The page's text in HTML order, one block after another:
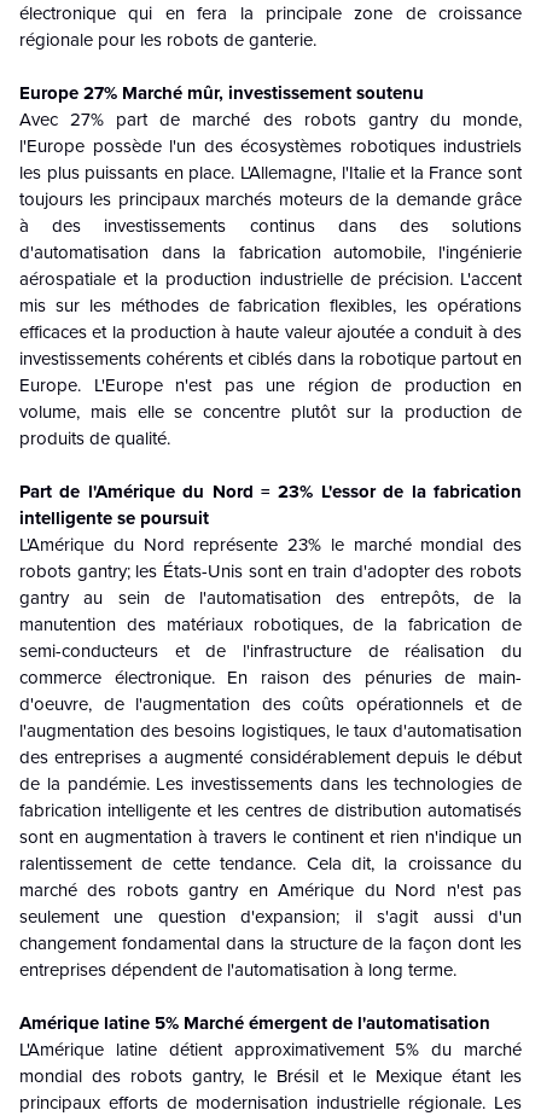
électronique qui en fera la principale zone de croissance
régionale pour les robots de ganterie.
Europe 27% Marché mûr, investissement soutenu
Avec 27% part de marché des robots gantry du monde,
l'Europe possède l'un des écosystèmes robotiques industriels
les plus puissants en place. L'Allemagne, l'Italie et la France sont
toujours les principaux marchés moteurs de la demande grâce
à des investissements continus dans des solutions
d'automatisation dans la fabrication automobile, l'ingénierie
aérospatiale et la production industrielle de précision. L'accent
mis sur les méthodes de fabrication flexibles, les opérations
efficaces et la production à haute valeur ajoutée a conduit à des
investissements cohérents et ciblés dans la robotique partout en
Europe. L'Europe n'est pas une région de production en
volume, mais elle se concentre plutôt sur la production de
produits de qualité.
Part de l'Amérique du Nord = 23% L'essor de la fabrication
intelligente se poursuit
L'Amérique du Nord représente 23% le marché mondial des
robots gantry; les États-Unis sont en train d'adopter des robots
gantry au sein de l'automatisation des entrepôts, de la
manutention des matériaux robotiques, de la fabrication de
semi-conducteurs et de l'infrastructure de réalisation du
commerce électronique. En raison des pénuries de main-
d'oeuvre, de l'augmentation des coûts opérationnels et de
l'augmentation des besoins logistiques, le taux d'automatisation
des entreprises a augmenté considérablement depuis le début
de la pandémie. Les investissements dans les technologies de
fabrication intelligente et les centres de distribution automatisés
sont en augmentation à travers le continent et rien n'indique un
ralentissement de cette tendance. Cela dit, la croissance du
marché des robots gantry en Amérique du Nord n'est pas
seulement une question d'expansion; il s'agit aussi d'un
changement fondamental dans la structure de la façon dont les
entreprises dépendent de l'automatisation à long terme.
Amérique latine 5% Marché émergent de l'automatisation
L'Amérique latine détient approximativement 5% du marché
mondial des robots gantry, le Brésil et le Mexique étant les
principaux efforts de modernisation industrielle régionale. Les